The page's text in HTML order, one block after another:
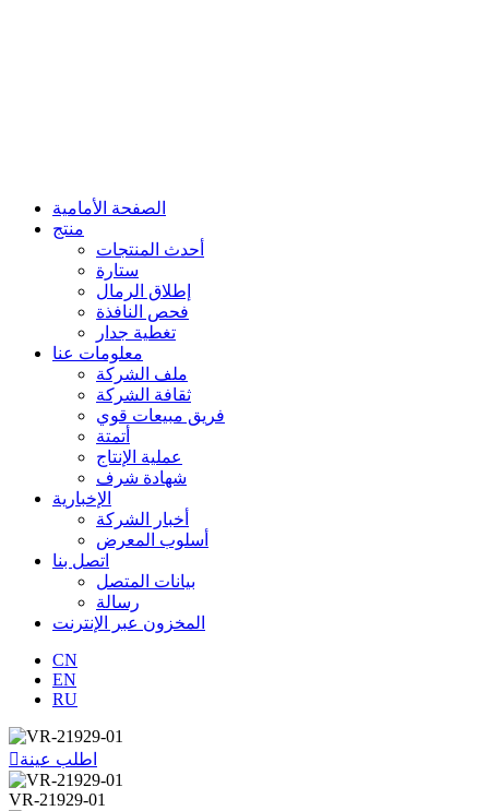
الصفحة الأمامية
منتج
أحدث المنتجات
ستارة
إطلاق الرمال
فحص النافذة
تغطية جدار
معلومات عنا
ملف الشركة
ثقافة الشركة
فريق مبيعات قوي
أتمتة
عملية الإنتاج
شهادة شرف
الإخبارية
أخبار الشركة
أسلوب المعرض
اتصل بنا
بيانات المتصل
رسالة
المخزون عبر الإنترنت
CN
EN
RU
اطلب عينة
VR-21929-01